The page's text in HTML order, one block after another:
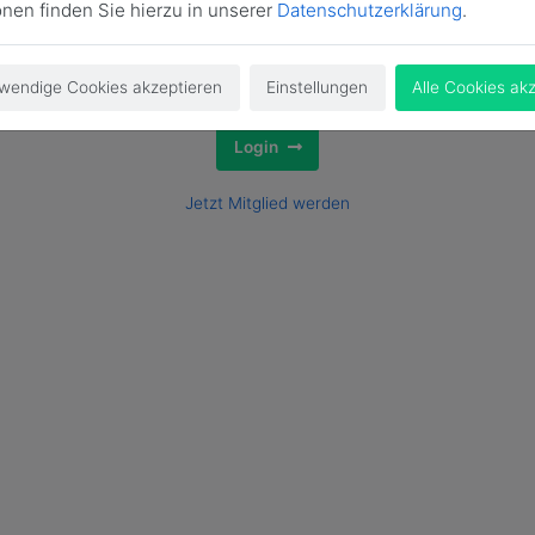
Login
Jetzt Mitglied werden
finden Sie hierzu in unserer Datenschutzerklärung.
Cookies akzeptieren Einstellungen Alle Cookies